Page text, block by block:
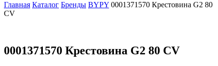
Главная Каталог Бренды BYPY 0001371570 Крестовина G2 80
CV
0001371570 Крестовина G2 80 CV